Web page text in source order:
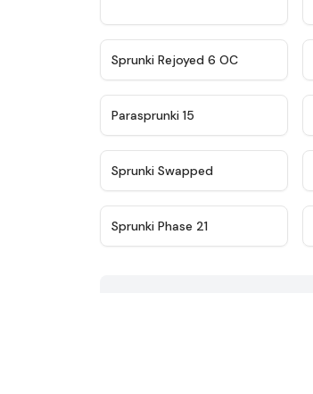
★
Sprunki Rejoyed 6 OC
Parasprunki 15
Sprunki Swapped
Sprunki Phase 21